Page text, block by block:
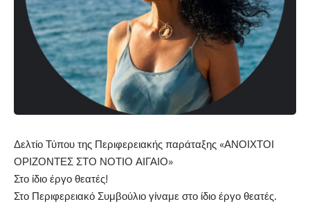
Δελτίο Τύπου της Περιφερειακής παράταξης «ΑΝΟΙΧΤΟΙ
ΟΡΙΖΟΝΤΕΣ ΣΤΟ ΝΟΤΙΟ ΑΙΓΑΙΟ»
Στο ίδιο έργο θεατές!
Στο Περιφερειακό Συμβούλιο γίναμε στο ίδιο έργο θεατές.